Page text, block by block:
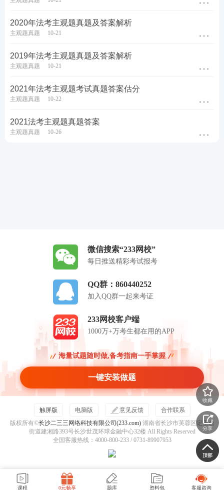
2020年法考主观题真题及答案解析
主观题真题 10-21
2019年法考主观题真题及答案解析
主观题真题 10-21
2021年法考主观题考试真题答案估分
主观题真题 10-22
2021法考主观题真题答案
主观题真题 10-26
微信搜索“233网校”
每日推送精彩考试报考
QQ群：860440252
加入QQ群一起来考证
233网校客户端
1000万+万考生都在用的APP
海量试题随时做,备考指南一手掌握
一键安装做题
触屏版 电脑版 意见反馈
合作联系
版权所有©长沙二三三网络科技有限公司(233.com)湖南省长沙市芙蓉区定王台
街道建湘路393号长沙世茂环球金融中心32楼 All Rights Reserved
全国客服热线：4000-800-233 / 0731-89907953
收藏
分享
课程 0元畅享 题库 资料包 客服咨询